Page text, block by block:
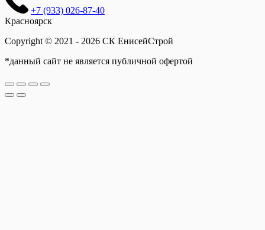
+7 (933) 026-87-40
Красноярск
Copyright © 2021 - 2026 СК ЕнисейСтрой
*данный сайт не является публичной офертой